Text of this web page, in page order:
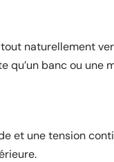
naturellement
qu’un banc ou une
et une tension